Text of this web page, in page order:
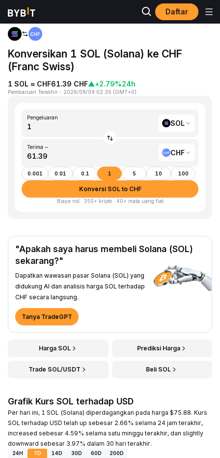
Daftar
Beranda
Konversikan 1 SOL (Solana) ke CHF
(Franc Swiss)
1 SOL ≈ CHF61.39 CHF▲+2.79%24h
Pembaruan Terakhir ： 2026/08/09 02:35 (GMT+0)
Pengeluaran
SOL
Terima ~
CHF
0.001 0.01 0.1 1 5 10 100
Konversi SOL to CHF
Biaya nol · 350+ kripto · 40+ mata uang fiat
"Apakah saya harus membeli Solana (SOL)
sekarang?"
Dapatkan wawasan pasar Solana (SOL) yang
didukung AI dan analisis harga SOL terhadap
CHF secara langsung.
Tanya TradeGPT
Harga SOL Prediksi Harga
Trade SOL/USDT Beli SOL
Grafik Kurs SOL terhadap USD
Per hari ini, 1 SOL (Solana) diperdagangkan pada harga $75.88. Kurs
SOL terhadap USD telah up sebesar 2.66% selama 24 jam terakhir,
increased sebesar 4.59% selama satu minggu terakhir, dan slightly
downward sebesar 3.97% dalam 30 hari terakhir.
24H 7D 14D 30D 60D
200D